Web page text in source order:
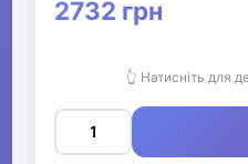
2732 грн
👆 Натисніть для